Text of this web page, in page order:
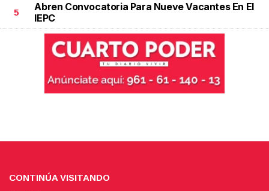
5
Abren Convocatoria Para Nueve Vacantes En El
IEPC
CONTINÚA VISITANDO